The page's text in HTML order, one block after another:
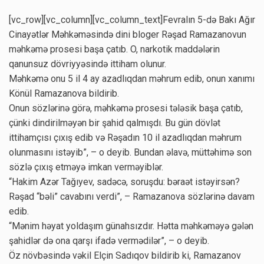
[vc_row][vc_column][vc_column_text]Fevralın 5-də Bakı Ağır
Cinayətlər Məhkəməsində dini bloger Rəşad Ramazanovun
məhkəmə prosesi başa çatıb. O, narkotik maddələrin
qanunsuz dövriyyəsində ittiham olunur.
Məhkəmə onu 5 il 4 ay azadlıqdan məhrum edib, onun xanımı
Könül Ramazanova bildirib.
Onun sözlərinə görə, məhkəmə prosesi tələsik başa çatıb,
çünki dindirilməyən bir şahid qalmışdı. Bu gün dövlət
ittihamçısı çıxış edib və Rəşadın 10 il azadlıqdan məhrum
olunmasını istəyib”, – o deyib. Bundan əlavə, müttəhimə son
sözlə çıxış etməyə imkan verməyiblər.
“Hakim Azər Tağıyev, sadəcə, soruşdu: bəraət istəyirsən?
Rəşad “bəli” cavabını verdi”, – Ramazanova sözlərinə davam
edib.
“Mənim həyat yoldaşım günahsızdır. Hətta məhkəməyə gələn
şahidlər də ona qarşı ifadə vermədilər”, – o deyib.
Öz növbəsində vəkil Elçin Sadıqov bildirib ki, Ramazanov